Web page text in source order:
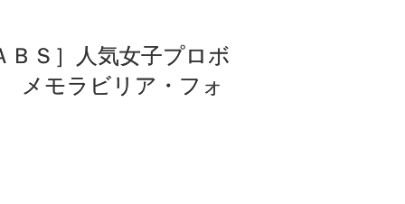
ＢＳ］人気女子プロボ
モラビリア・フォ